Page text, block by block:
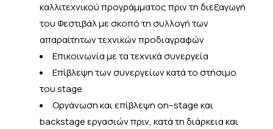
καλλιτεχνικού προγράμματος πριν τη διεξαγωγή
του Φεστιβάλ με σκοπό τη συλλογή των
απαραίτητων τεχνικών προδιαγραφών
Επικοινωνία με τα τεχνικά συνεργεία
Επίβλεψη των συνεργείων κατά το στήσιμο
του stage
Οργάνωση και επίβλεψη on–stage και
backstage εργασιών πριν, κατά τη διάρκεια και